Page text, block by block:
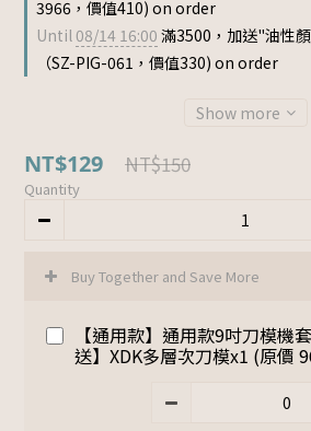
3966，價值410) on order
Until 08/14 16:00 滿3500，加送"油性
（SZ-PIG-061，價值330) on order
Show more
NT$129 NT$150
Quantity
Buy Together and Save More
【通用款】通用款9吋刀模機
送】XDK多層次刀模x1 (原價